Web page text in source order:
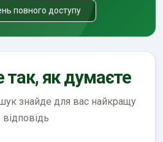
повного доступу
так, як думаєте
знайде для вас найкращу
відповідь